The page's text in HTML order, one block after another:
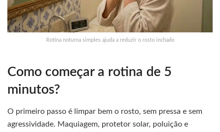
Rotina noturna simples ajuda a reduzir o rosto inchado
Como começar a rotina de 5
minutos?
O primeiro passo é limpar bem o rosto, sem pressa e sem
agressividade. Maquiagem, protetor solar, poluição e